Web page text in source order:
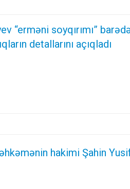
“erməni soyqırımı”
detallarını açıqladı
hakimi Şahin